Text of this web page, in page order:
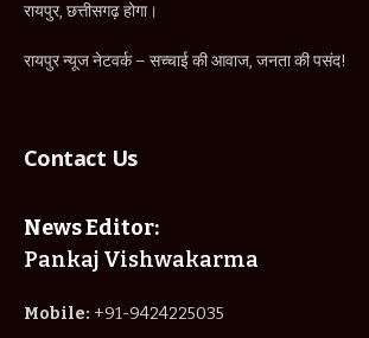
रायपुर, छत्तीसगढ़ होगा।
रायपुर न्यूज नेटवर्क – सच्चाई की आवाज, जनता की पसंद!
Contact Us
News Editor:
Pankaj Vishwakarma
Mobile: +91-9424225035